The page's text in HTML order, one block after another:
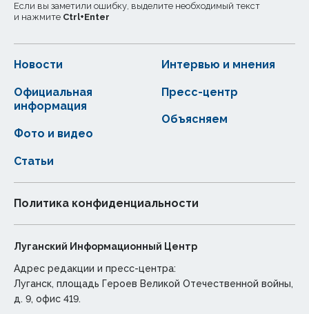
Если вы заметили ошибку, выделите необходимый текст
и нажмите Ctrl+Enter
Новости
Статьи
Официальная
информация
Интервью и мнения
Фото и видео
Пресс-центр
Объясняем
Политика конфиденциальности
Луганский Информационный Центр
Адрес редакции и пресс-центра:
Луганск, площадь Героев Великой Отечественной войны,
д. 9, офис 419.